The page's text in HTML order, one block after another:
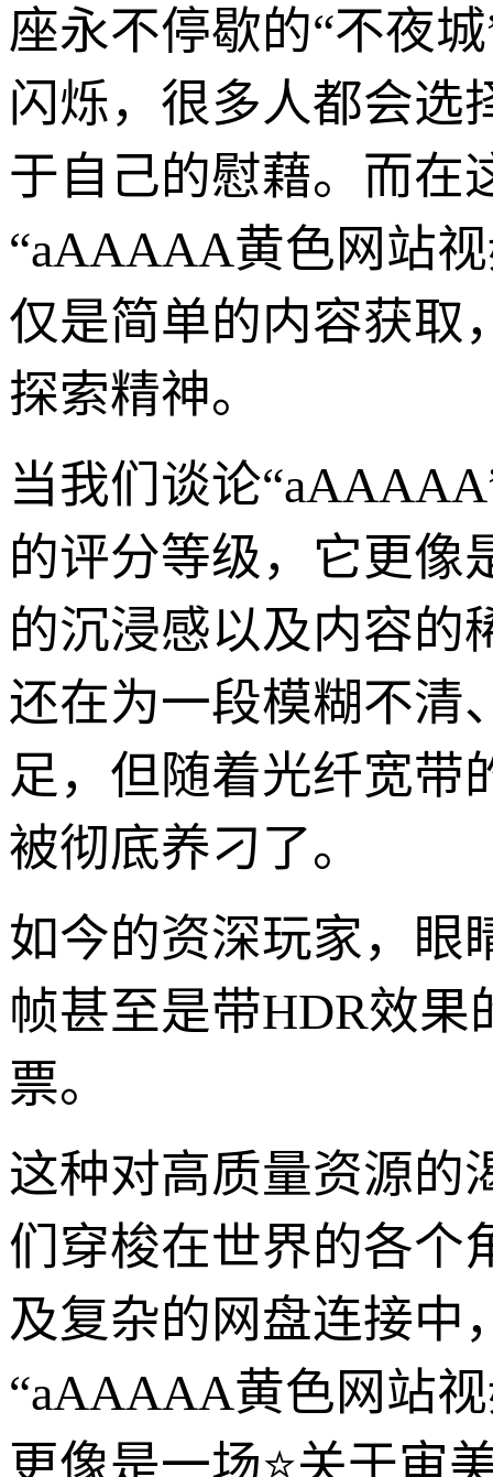
座永不停歇的“不夜
闪烁，很多人都会选
于自己的慰藉。而在
“aAAAAA黄色网站
仅是简单的内容获取
探索精神。
当我们谈论
的评分等级，它更像
的沉浸感以及内容的
还在为一段模糊不清
足，但随着光纤宽带
被彻底养刁了。
如今的资深玩家，眼
帧甚至是带HDR效
票。
这种对高质量资源的
们穿梭在世界的各个
及复杂的网盘连接中
“aAAAAA黄色网站
更像是一场⭐关于审